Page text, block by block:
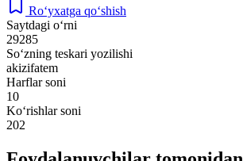
Ro‘yxatga qo‘shish
Saytdagi o‘rni
29285
So‘zning teskari yozilishi
akizifatem
Harflar soni
10
Ko‘rishlar soni
202